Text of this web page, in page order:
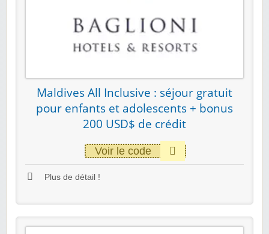
Maldives All Inclusive : séjour gratuit
pour enfants et adolescents + bonus
200 USD$ de crédit
Voir le code
Plus de détail !